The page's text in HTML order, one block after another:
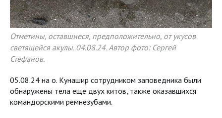
Отметины, оставшиеся, предположительно, от укусов
светящейся акулы. 04.08.24. Автор фото: Сергей
Стефанов.
05.08.24 на о. Кунашир сотрудником заповедника были
обнаружены тела еще двух китов, также оказавшихся
командорскими ремнезубами.